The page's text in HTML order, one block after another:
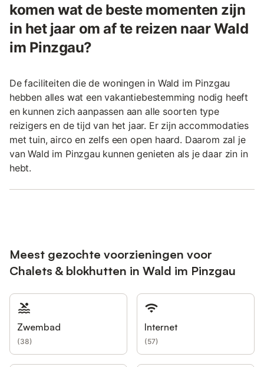
komen wat de beste momenten zijn
in het jaar om af te reizen naar Wald
im Pinzgau?
De faciliteiten die de woningen in Wald im Pinzgau
hebben alles wat een vakantiebestemming nodig heeft
en kunnen zich aanpassen aan alle soorten type
reizigers en de tijd van het jaar. Er zijn accommodaties
met tuin, airco en zelfs een open haard. Daarom zal je
van Wald im Pinzgau kunnen genieten als je daar zin in
hebt.
Meest gezochte voorzieningen voor
Chalets & blokhutten in Wald im Pinzgau
Zwembad
(38)
Internet
(57)